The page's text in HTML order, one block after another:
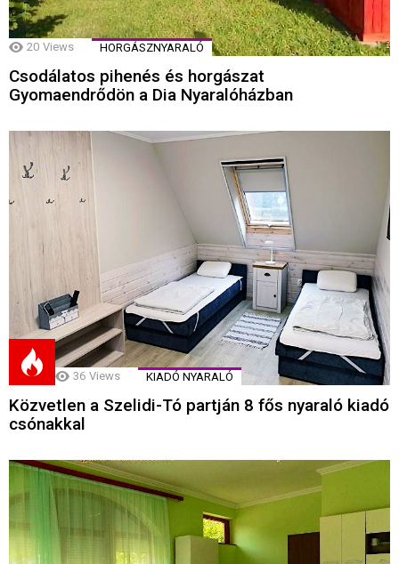
20 Views HORGÁSZNYARALÓ
Csodálatos pihenés és horgászat
Gyomaendrődön a Dia Nyaralóházban
36 Views KIADÓ NYARALÓ
Közvetlen a Szelidi-Tó partján 8 fős nyaraló kiadó
csónakkal